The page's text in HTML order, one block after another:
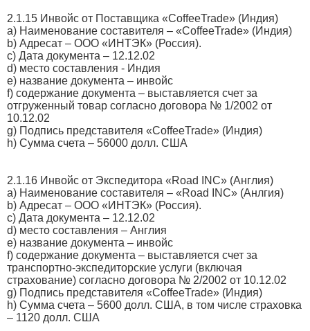
2.1.15 Инвойс от Поставщика «CoffeeTrade» (Индия)
a) Наименование составителя – «CoffeeTrade» (Индия)
b) Адресат – ООО «ИНТЭК» (Россия).
с) Дата документа – 12.12.02
d) место составления - Индия
e) название документа – инвойс
f) содержание документа – выставляется счет за
отгруженный товар согласно договора № 1/2002 от
10.12.02
g) Подпись представителя «CoffeeTrade» (Индия)
h) Сумма счета – 56000 долл. США
2.1.16 Инвойс от Экспедитора «Road INC» (Англия)
a) Наименование составителя – «Road INC» (Анлгия)
b) Адресат – ООО «ИНТЭК» (Россия).
с) Дата документа – 12.12.02
d) место составления – Англия
e) название документа – инвойс
f) содержание документа – выставляется счет за
транспортно-экспедиторские услуги (включая
страхование) согласно договора № 2/2002 от 10.12.02
g) Подпись представителя «CoffeeTrade» (Индия)
h) Сумма счета – 5600 долл. США, в том числе страховка
– 1120 долл. США